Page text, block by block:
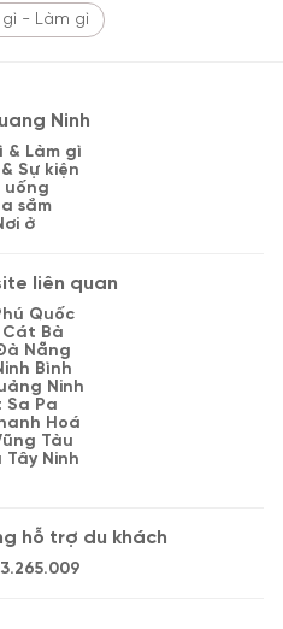
gì - Làm gì
Ninh
& Làm gì
Sự kiện
uống
sắm
ở
liên quan
Quốc
Cát Bà
Nẵng
Bình
Ninh
Sa Pa
Hoá
Tàu
Tây Ninh
hỗ trợ du khách